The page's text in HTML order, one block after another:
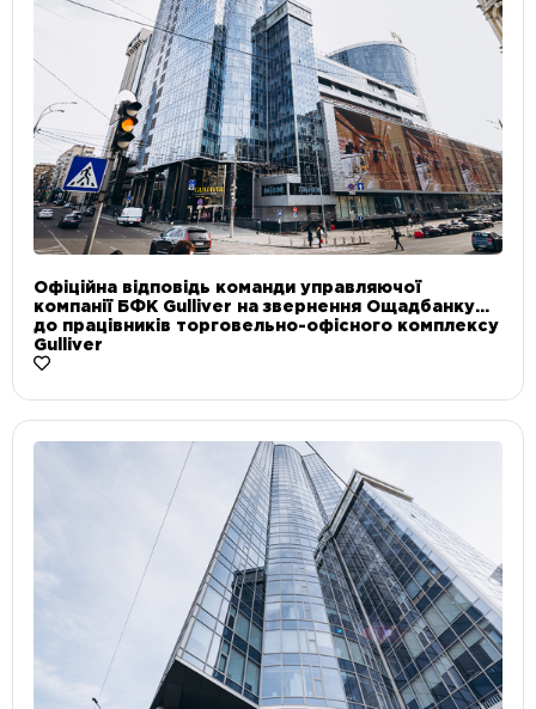
Офіційна відповідь команди управляючої
компанії БФК Gulliver на звернення Ощадбанку
до працівників торговельно-офісного комплексу
Gulliver